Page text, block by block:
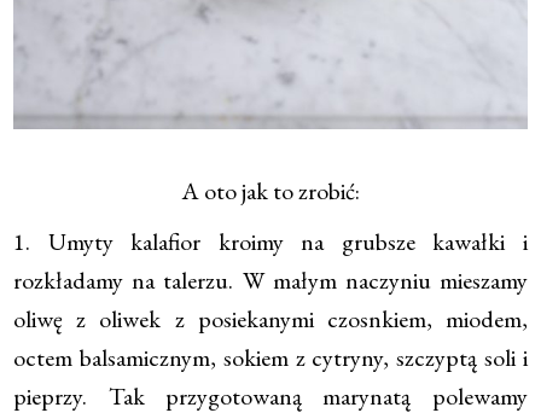
A oto jak to zrobić:
1. Umyty kalafior kroimy na grubsze kawałki i
rozkładamy na talerzu. W małym naczyniu mieszamy
oliwę z oliwek z posiekanymi czosnkiem, miodem,
octem balsamicznym, sokiem z cytryny, szczyptą soli i
pieprzy. Tak przygotowaną marynatą polewamy